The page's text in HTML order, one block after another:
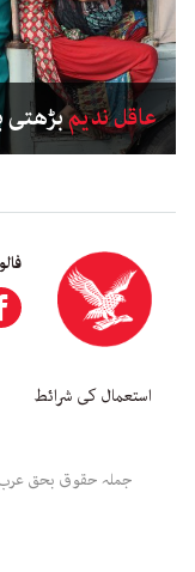
عاقل ندیمبڑھتی
استعمال کی شرائط
جملہ حقوق بحق عرب